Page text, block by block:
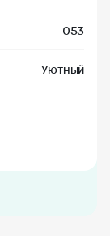
053
Уютный